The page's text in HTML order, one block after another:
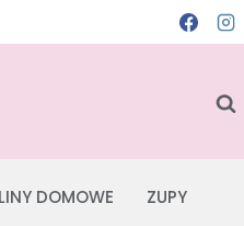
DOMOWE
ZUPY